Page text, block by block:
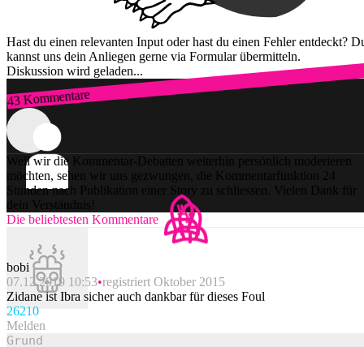
Hast du einen relevanten Input oder hast du einen Fehler entdeckt?
kannst uns dein Anliegen gerne via Formular übermitteln.
Diskussion wird geladen...
43 Kommentare
Zum Login
Weil wir die Kommentar-Debatten weiterhin persönlich moderieren
möchten, sehen wir uns gezwungen, die Kommentarfunktion 24
Stunden nach Publikation einer Story zu schliessen. Vielen Dank für
dein Verständnis!
Die beliebtesten Kommentare
bobi
07.12.2019 10:53 registriert Oktober 2015
Zidane ist Ibra sicher auch dankbar für dieses Foul
26210
Melden